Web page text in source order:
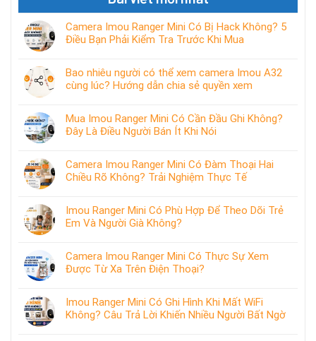
Camera Imou Ranger Mini Có Bị Hack Không? 5
Điều Bạn Phải Kiểm Tra Trước Khi Mua
Bao nhiêu người có thể xem camera Imou A32
cùng lúc? Hướng dẫn chia sẻ quyền xem
Mua Imou Ranger Mini Có Cần Đầu Ghi Không?
Đây Là Điều Người Bán Ít Khi Nói
Camera Imou Ranger Mini Có Đàm Thoại Hai
Chiều Rõ Không? Trải Nghiệm Thực Tế
Imou Ranger Mini Có Phù Hợp Để Theo Dõi Trẻ
Em Và Người Già Không?
Camera Imou Ranger Mini Có Thực Sự Xem
Được Từ Xa Trên Điện Thoại?
Imou Ranger Mini Có Ghi Hình Khi Mất WiFi
Không? Câu Trả Lời Khiến Nhiều Người Bất Ngờ